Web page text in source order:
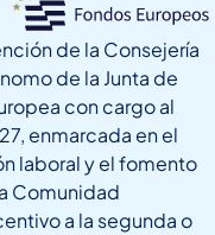
de la Consejería
de la Junta de
con cargo al
enmarcada en el
laboral y el fomento
Comunidad
a la segunda o